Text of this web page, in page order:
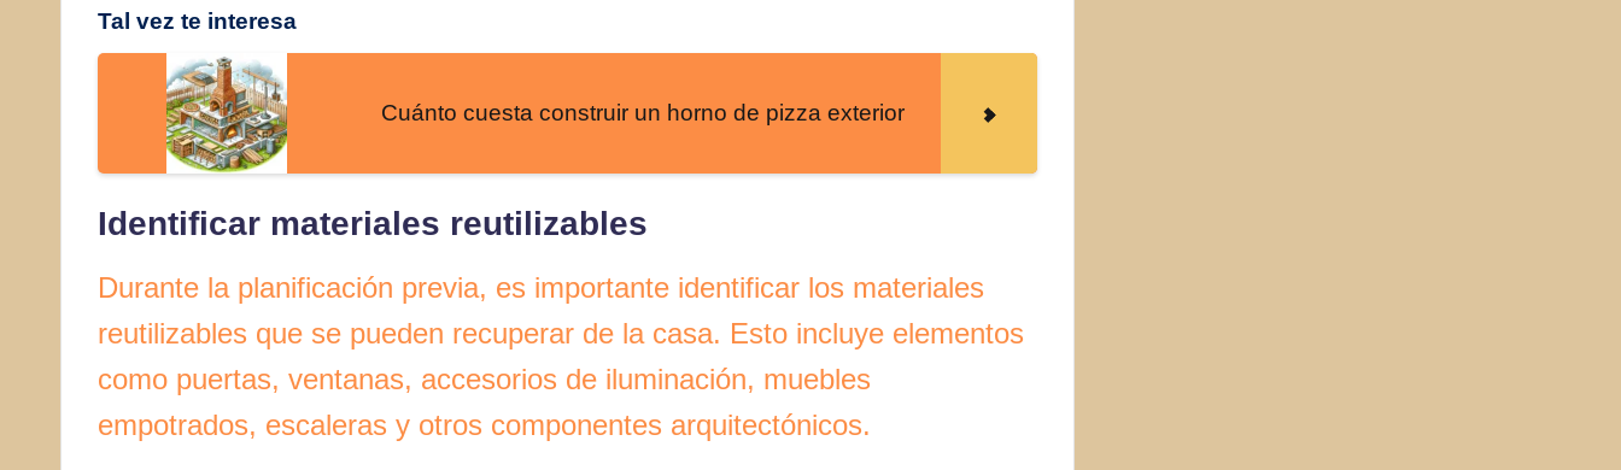
Tal vez te interesa
Cuánto cuesta construir un horno de pizza exterior
Identificar materiales reutilizables
Durante la planificación previa, es importante identificar los materiales
reutilizables que se pueden recuperar de la casa. Esto incluye elementos
como puertas, ventanas, accesorios de iluminación, muebles
empotrados, escaleras y otros componentes arquitectónicos.